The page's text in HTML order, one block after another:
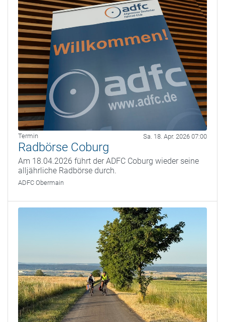
Termin Sa. 18. Apr. 2026 07:00
Radbörse Coburg
Am 18.04.2026 führt der ADFC Coburg wieder seine
alljährliche Radbörse durch.
ADFC Obermain